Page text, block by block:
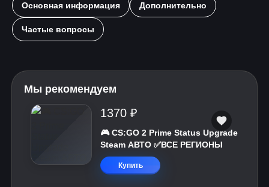
Основная информация Дополнительно
Частые вопросы
Мы рекомендуем
1370 ₽
🎮 CS:GO 2 Prime Status Upgrade
Steam АВТО ✅ВСЕ РЕГИОНЫ
Купить